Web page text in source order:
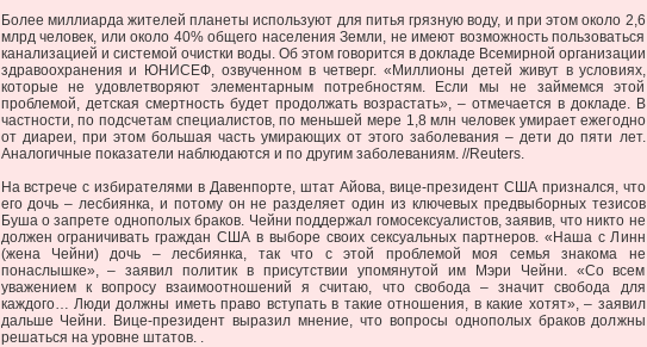
Более миллиарда жителей планеты используют для питья грязную воду, и при этом около 2,6
млрд человек, или около 40% общего населения Земли, не имеют возможность пользоваться
канализацией и системой очистки воды. Об этом говорится в докладе Всемирной организации
здравоохранения и ЮНИСЕФ, озвученном в четверг. «Миллионы детей живут в условиях,
которые не удовлетворяют элементарным потребностям. Если мы не займемся этой
проблемой, детская смертность будет продолжать возрастать», – отмечается в докладе. В
частности, по подсчетам специалистов, по меньшей мере 1,8 млн человек умирает ежегодно
от диареи, при этом большая часть умирающих от этого заболевания – дети до пяти лет.
Аналогичные показатели наблюдаются и по другим заболеваниям. //Reuters.
На встрече с избирателями в Давенпорте, штат Айова, вице-президент США признался, что
его дочь – лесбиянка, и потому он не разделяет один из ключевых предвыборных тезисов
Буша о запрете однополых браков. Чейни поддержал гомосексуалистов, заявив, что никто не
должен ограничивать граждан США в выборе своих сексуальных партнеров. «Наша с Линн
(жена Чейни) дочь – лесбиянка, так что с этой проблемой моя семья знакома не
понаслышке», – заявил политик в присутствии упомянутой им Мэри Чейни. «Со всем
уважением к вопросу взаимоотношений я считаю, что свобода – значит свобода для
каждого… Люди должны иметь право вступать в такие отношения, в какие хотят», – заявил
дальше Чейни. Вице-президент выразил мнение, что вопросы однополых браков должны
решаться на уровне штатов. .